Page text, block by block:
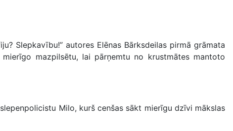
Slepkavību!” autores Elēnas Bārksdeilas pirmā grāmata
mazpilsētu, lai pārņemtu no krustmātes mantoto
Milo, kurš cenšas sākt mierīgu dzīvi mākslas